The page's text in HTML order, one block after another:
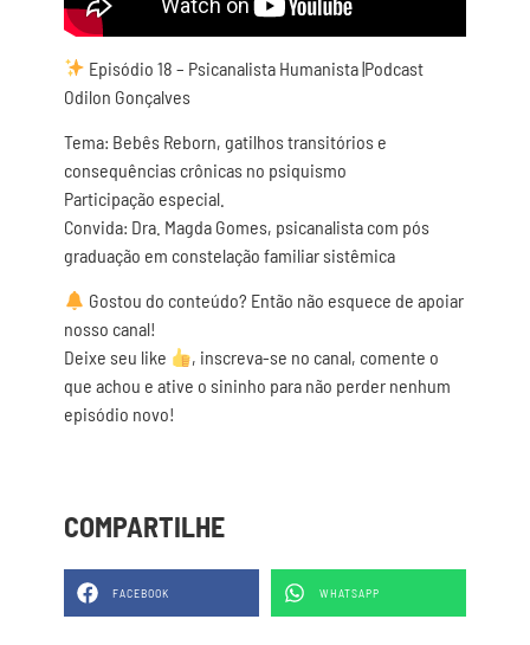
Episódio 18 – Psicanalista Humanista |Podcast
Odilon Gonçalves
Tema: Bebês Reborn, gatilhos transitórios e
consequências crônicas no psiquismo
Participação especial.
Convida: Dra. Magda Gomes, psicanalista com pós
graduação em constelação familiar sistêmica
Gostou do conteúdo? Então não esquece de apoiar
nosso canal!
Deixe seu like
, inscreva-se no canal, comente o
que achou e ative o sininho para não perder nenhum
episódio novo!
COMPARTILHE
FACEBOOK WHATSAPP